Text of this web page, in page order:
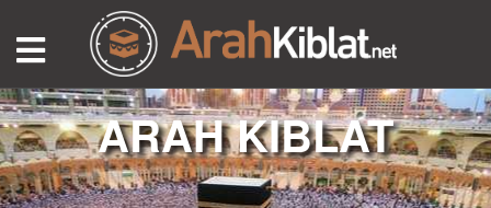
ARAH KIBLAT